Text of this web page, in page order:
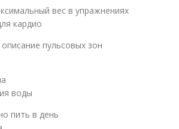
вес в упражнениях
кардио
пульсовых зон
воды
пить в день